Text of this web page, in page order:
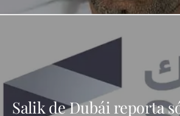
Salik de Dubái reporta